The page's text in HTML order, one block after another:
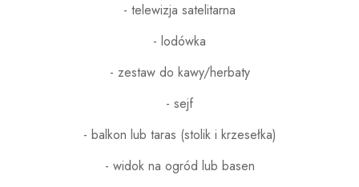
- telewizja satelitarna
- lodówka
- zestaw do kawy/herbaty
- sejf
- balkon lub taras (stolik i krzesełka)
- widok na ogród lub basen